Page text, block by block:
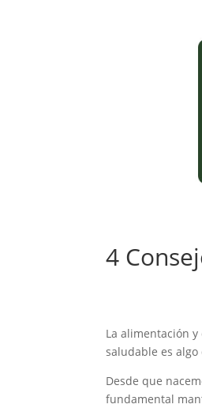
4
La alimentación
saludable es
Desde que
fundamental